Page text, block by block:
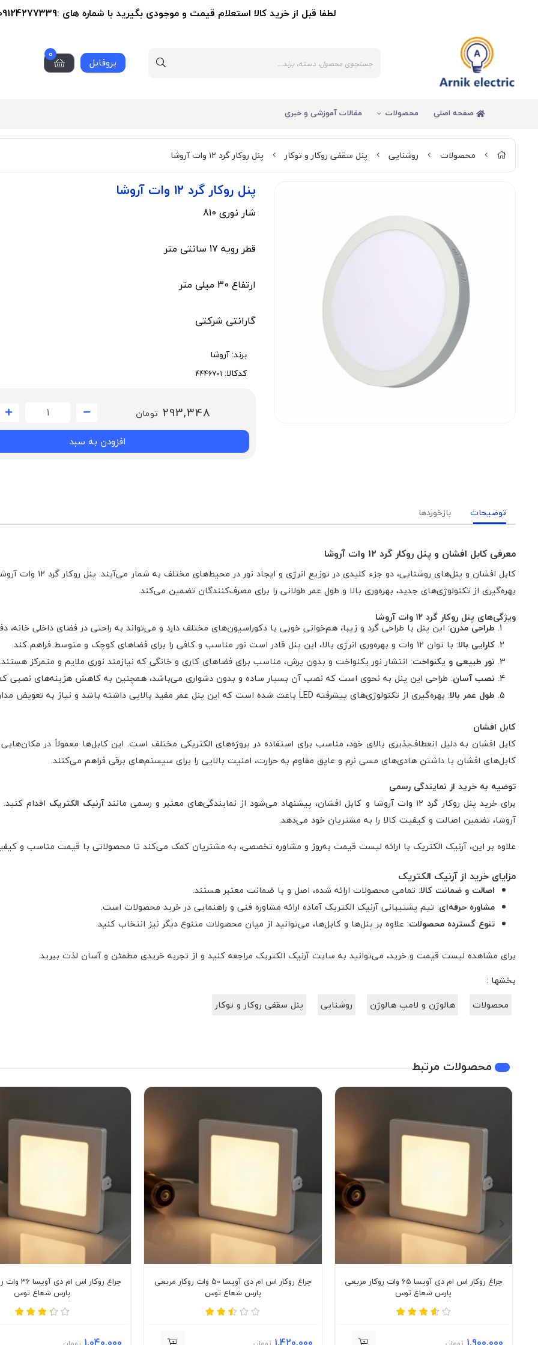
لطفا قبل از خرید کالا استعلام قیمت و موجودی بگیرید با شماره های :09124277339-02155356279
پروفایل
0
صفحه اصلی محصولات مقالات آموزشی و خبری
محصولات روشنایی پنل سقفی روکار و توکار پنل روکار گرد ۱۲ وات آروشا
پنل روکار گرد ۱۲ وات آروشا
شار نوری 810
قطر رویه 17 سانتی متر
ارتفاع 30 میلی متر
گارانتی شرکتی
برند:آروشا
کدکالا:
293,348 تومان
افزودن به سبد
توضیحات بازخوردها
معرفی کابل افشان و پنل روکار گرد ۱۲ وات آروشا
کابل افشان و پنل‌های
بهره‌گیری از تکنولوژی‌های جدید، بهره‌وری بالا و طول عمر طولانی را برای مصرف‌کنندگان تضمین می‌کند.
ویژگی‌های پنل روکار گرد ۱۲ وات آروشا
طراحی مدرن: این پنل با طراحی گرد و زیبا، هم‌خوانی خوبی با دکوراسیون‌های مختلف دارد و می‌تواند به راحتی در فضای داخلی
کارایی بالا: با توان ۱۲ وات و بهره‌وری انرژی بالا، این پنل قادر است نور مناسب و کافی را برای فضاهای کوچک و متوسط فراهم کند.
نور طبیعی و یکنواخت: انتشار نور یکنواخت و بدون پرش، مناسب برای فضاهای کاری و خانگی که نیازمند نوری ملایم و متمرکز هستند.
نصب آسان: طراحی این پنل به نحوی است که نصب آن بسیار ساده و بدون دشواری می‌باشد، همچنین به کاهش هزینه‌های نصبی
طول عمر بالا: بهره‌گیری از تکنولوژی‌های پیشرفته LED باعث شده است که این پنل عمر مفید بالایی داشته باشد و نیاز به تعویض مداوم کاهش یابد.
کابل افشان
کابل افشان به دلیل انعطاف‌پذیری بالای خود، مناسب برای استفاده در پروژه‌های الکتریکی مختلف است. این کابل‌ها معمولاً در
کابل‌های افشان با داشتن هادی‌های مسی نرم و عایق مقاوم به حرارت، امنیت بالایی را برای سیستم‌های برقی فراهم می‌کنند.
توصیه به خرید از نمایندگی رسمی
برای خرید پنل روکار گرد ۱۲ وات آروشا و کابل افشان، پیشنهاد می‌شود از نمایندگی‌های معتبر و رسمی مانند
آرنیک الکتریک اقدام
آروشا، تضمین اصالت و کیفیت کالا را به مشتریان خود می‌دهد.
علاوه بر این، آرنیک الکتریک با ارائه لیست قیمت به‌روز و مشاوره تخصصی، به مشتریان کمک می‌کند تا محصولاتی با قیمت مناسب و
مزایای خرید از آرنیک الکتریک
اصالت و ضمانت کالا: تمامی محصولات ارائه شده، اصل و با ضمانت معتبر هستند.
مشاوره حرفه‌ای: تیم پشتیبانی آرنیک الکتریک آماده ارائه مشاوره فنی و راهنمایی در خرید محصولات است.
تنوع گسترده محصولات: علاوه بر پنل‌ها و کابل‌ها، می‌توانید از میان محصولات متنوع دیگر نیز انتخاب کنید.
برای مشاهده لیست قیمت و خرید، می‌توانید به سایت آرنیک الکتریک مراجعه کنید و از تجربه خریدی مطمئن و آسان لذت ببرید.
بخشها :
محصولات
هالوژن و لامپ هالوژن روشنایی پنل سقفی روکار و توکار
محصولات مرتبط
چراغ روکار اس ام دی آویسا 65 وات روکار مربعی
پارس شعاع توس
چراغ روکار اس ام دی آویسا 50 وات روکار مربعی
پارس شعاع توس
چراغ روکار
پارس شعاع توس